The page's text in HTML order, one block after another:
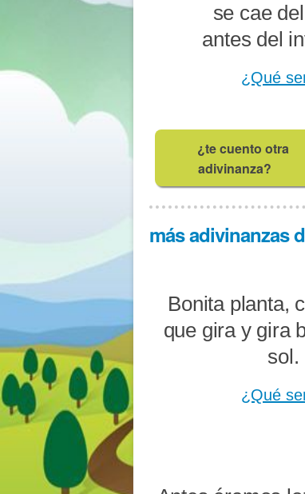
se cae
antes del
¿Qué
¿te cuento otra
adivinanza?
más adivinanzas
Bonita planta,
que gira y gira
sol.
¿Qué